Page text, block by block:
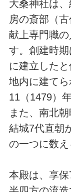
大桑神社は
房の斎部（
献上専門職
す。創建時
に建立した
地内に建て
11（1479）
また、南北
結城7代直朝
の一つに数え
本殿は、享